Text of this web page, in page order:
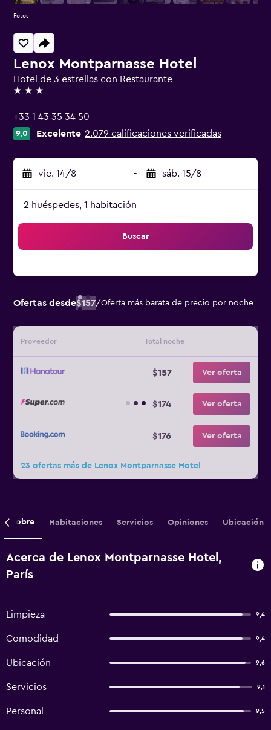
Lenox Montparnasse Hotel
Hotel de 3 estrellas con Restaurante
3 estrellas
+33 1 43 35 34 50
9,0 Excelente 2.079 calificaciones verificadas
vie. 14/8 - sáb. 15/8
2 huéspedes, 1 habitación
Buscar
Ofertas desde$157/Oferta más barata de precio por noche
Proveedor Total noche
$157 Ver oferta
$174 Ver oferta
$176 Ver oferta
23 ofertas más de Lenox Montparnasse Hotel
Fotos
Sobre Habitaciones Servicios Opiniones Ubicación
Acerca de Lenox Montparnasse Hotel,
París
Limpieza 9,4
Comodidad 9,4
Ubicación 9,6
Servicios 9,1
Personal 9,5